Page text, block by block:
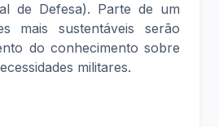
de Defesa). Parte de um
mais sustentáveis serão
do conhecimento sobre
militares.